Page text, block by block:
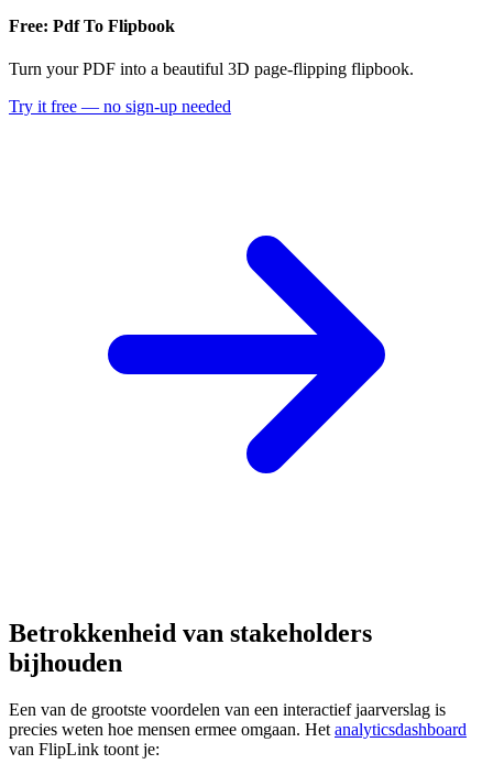
Free: Pdf To Flipbook
Turn your PDF into a beautiful 3D page-flipping flipbook.
Try it free — no sign-up needed
Betrokkenheid van stakeholders
bijhouden
Een van de grootste voordelen van een interactief jaarverslag is
precies weten hoe mensen ermee omgaan. Het analyticsdashboard
van FlipLink toont je: